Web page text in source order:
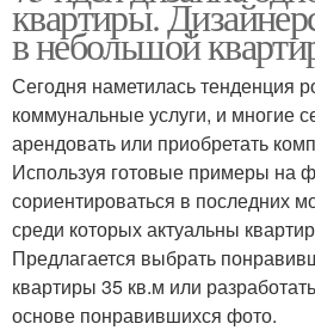
квартиры.
в небольшой
Сегодня наметилась тенденция
коммунальные услуги, и многие
арендовать или приобретать
Используя готовые примеры на
сориентироваться в последних
среди которых актуальны
Предлагается выбрать
квартиры 35 кв.м или
основе понравившихся фото.